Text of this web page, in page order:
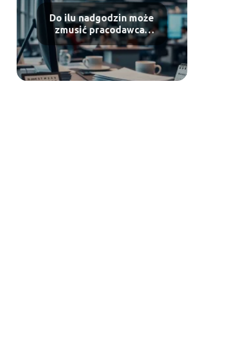
Do ilu nadgodzin może
zmusić pracodawca?
Sprawdź przepisy!